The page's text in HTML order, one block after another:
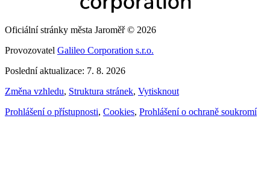
Oficiální stránky města Jaroměř © 2026
Provozovatel Galileo Corporation s.r.o.
Poslední aktualizace: 7. 8. 2026
Změna vzhledu, Struktura stránek, Vytisknout
Prohlášení o přístupnosti, Cookies, Prohlášení o ochraně soukromí